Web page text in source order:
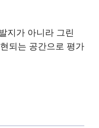
지가 아니라 그린
되는 공간으로 평가